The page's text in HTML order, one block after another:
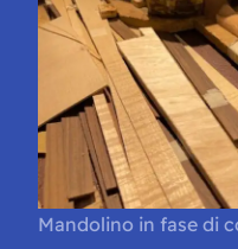
Mandolino in fase di